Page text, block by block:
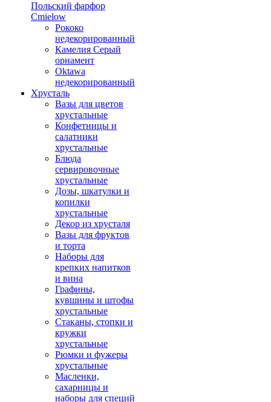
Польский фарфор
Сmielow
Рококо
недекорированный
Камелия Серый
орнамент
Oktawa
недекорированный
Хрусталь
Вазы для цветов
хрустальные
Конфетницы и
салатники
хрустальные
Блюда
сервировочные
хрустальные
Дозы, шкатулки и
копилки
хрустальные
Декор из хрусталя
Вазы для фруктов
и торта
Наборы для
крепких напитков
и вина
Графины,
кувшины и штофы
хрустальные
Стаканы, стопки и
кружки
хрустальные
Рюмки и фужеры
хрустальные
Масленки,
сахарницы и
наборы для специй